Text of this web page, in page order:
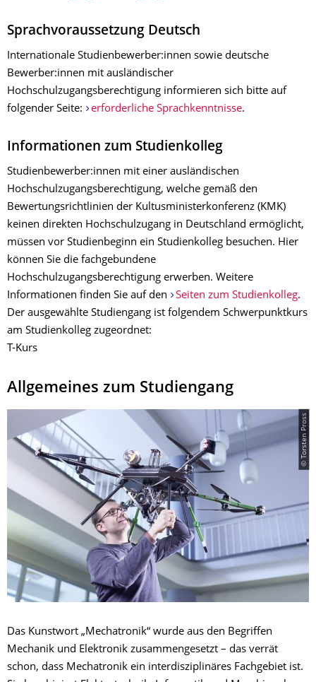
Sprachvoraussetzung Deutsch
Internationale Studienbewerber:innen sowie deutsche
Bewerber:innen mit ausländischer
Hochschulzugangsberechtigung informieren sich bitte auf
folgender Seite:
erforderliche Sprachkenntnisse.
Informationen zum Studienkolleg
Studienbewerber:innen mit einer ausländischen
Hochschulzugangsberechtigung, welche gemäß den
Bewertungsrichtlinien der Kultusministerkonferenz (KMK)
keinen direkten Hochschulzugang in Deutschland ermöglicht,
müssen vor Studienbeginn ein Studienkolleg besuchen. Hier
können Sie die fachgebundene
Hochschulzugangsberechtigung erwerben. Weitere
Informationen finden Sie auf den
Seiten zum Studienkolleg.
Der ausgewählte Studiengang ist folgendem Schwerpunktkurs
am Studienkolleg zugeordnet:
T-Kurs
Allgemeines zum Studiengang
© Torsten Pross
Das Kunstwort „Mechatronik“ wurde aus den Begriffen
Mechanik und Elektronik zusammengesetzt – das verrät
schon, dass Mechatronik ein interdisziplinäres Fachgebiet ist.